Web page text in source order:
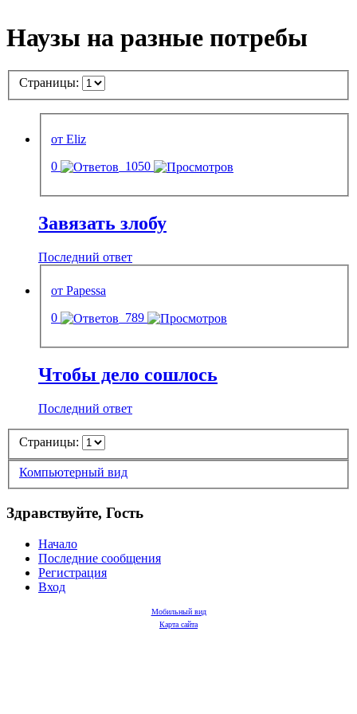
Наузы на разные потребы
Страницы:
от Eliz
0
1050
Завязать злобу
Последний ответ
от Papessa
0
789
Чтобы дело сошлось
Последний ответ
Страницы:
Компьютерный вид
Здравствуйте, Гость
Начало
Последние сообщения
Регистрация
Вход
Мобильный вид
Карта сайта